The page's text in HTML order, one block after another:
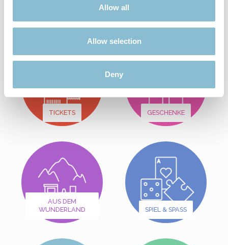
Allow all
Allow selection
Deny
Viele weitere Angebote finden Sie hier:
TICKETS GESCHENKE
AUS DEM
WUNDERLAND
SPIEL & SPASS